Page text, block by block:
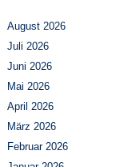
August 2026
Juli 2026
Juni 2026
Mai 2026
April 2026
März 2026
Februar 2026